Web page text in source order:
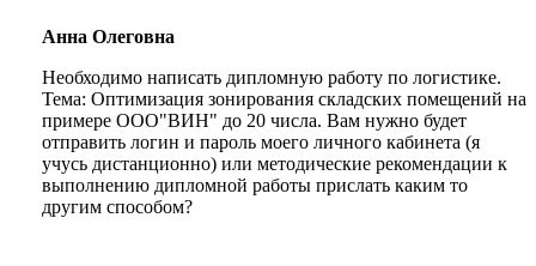
Анна Олеговна
Необходимо написать дипломную работу по логистике.
Тема: Оптимизация зонирования складских помещений на
примере ООО"ВИН" до 20 числа. Вам нужно будет
отправить логин и пароль моего личного кабинета (я
учусь дистанционно) или методические рекомендации к
выполнению дипломной работы прислать каким то
другим способом?